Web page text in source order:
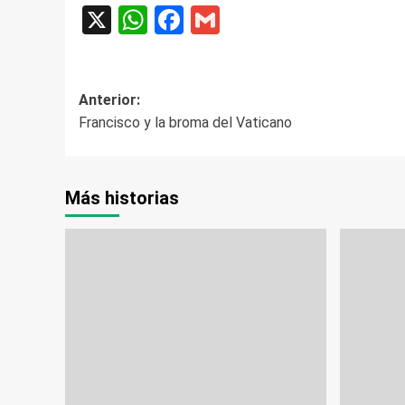
X WhatsApp
Facebook
Navegación
de
Anterior:
Francisco y la broma del Vaticano
Más historias